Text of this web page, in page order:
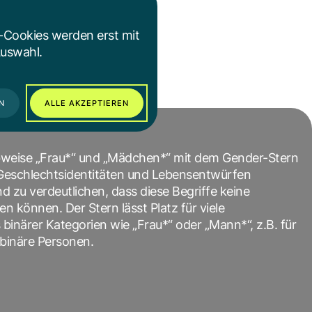
ist, sie
„Frau*“ und „Mädchen*“ mit dem Gender-Stern
und Lebensentwürfen
zu verdeutlichen, dass diese Begriffe keine
können. Der Stern lässt Platz für viele
Kategorien wie „Frau*“ oder „Mann*“, z.B. für
Personen.
werden erst mit
ALLE AKZEPTIEREN